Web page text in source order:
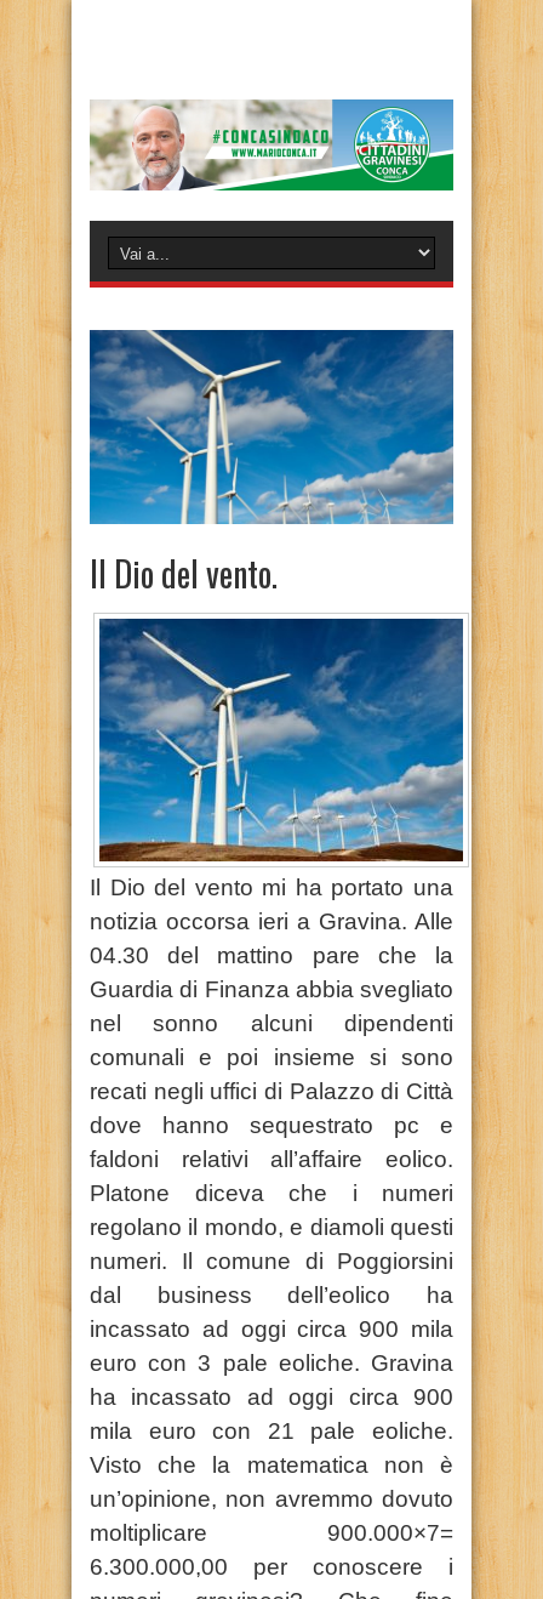
Il Dio del vento.
Il Dio del vento mi ha portato una
notizia occorsa ieri a Gravina. Alle
04.30 del mattino pare che la
Guardia di Finanza abbia svegliato
nel sonno alcuni dipendenti
comunali e poi insieme si sono
recati negli uffici di Palazzo di Città
dove hanno sequestrato pc e
faldoni relativi all’affaire eolico.
Platone diceva che i numeri
regolano il mondo, e diamoli questi
numeri. Il comune di Poggiorsini
dal business dell’eolico ha
incassato ad oggi circa 900 mila
euro con 3 pale eoliche. Gravina
ha incassato ad oggi circa 900
mila euro con 21 pale eoliche.
Visto che la matematica non è
un’opinione, non avremmo dovuto
moltiplicare 900.000×7=
6.300.000,00 per conoscere i